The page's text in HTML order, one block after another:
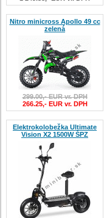
Nitro minicross Apollo 49 cc
zelená
299.00,- EUR vr. DPH
266.25,- EUR vr. DPH
Elektrokolobežka Ultimate
Vision X2 1500W ŠPZ